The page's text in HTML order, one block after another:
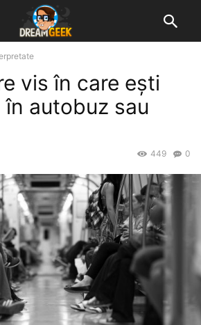
vis în care ești
autobuz sau
0
449